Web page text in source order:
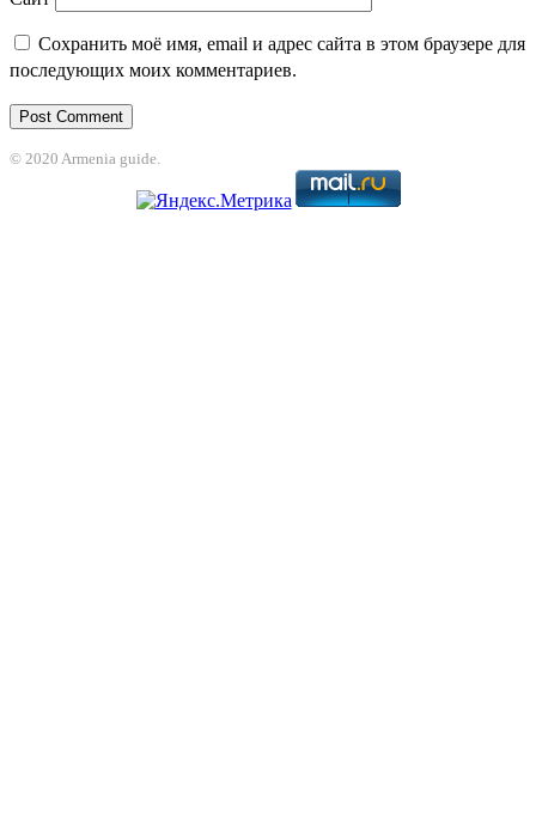
Сохранить моё имя, email и адрес сайта в этом браузере для
последующих моих комментариев.
© 2020 Armenia guide.